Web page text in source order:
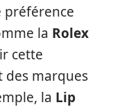
préférence
la Rolex
cette
marques
la Lip